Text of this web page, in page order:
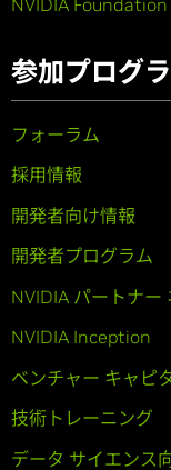
NVIDIA Foundation
参加プログ
フォーラム
採用情報
開発者向け情報
開発者プログラム
NVIDIA パートナー
NVIDIA Inception
ベンチャー キャピ
技術トレーニング
データ サイエンス